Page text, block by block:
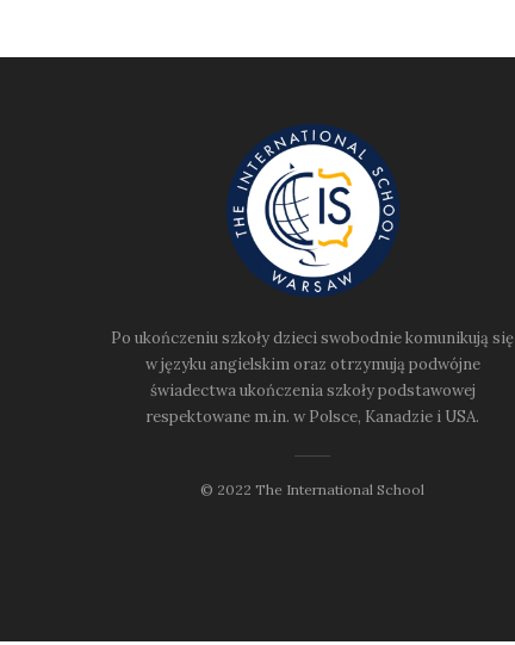
Po ukończeniu szkoły dzieci swobodnie komunikują się
w języku angielskim oraz otrzymują podwójne
świadectwa ukończenia szkoły podstawowej
respektowane m.in. w Polsce, Kanadzie i USA.
© 2022 The International School